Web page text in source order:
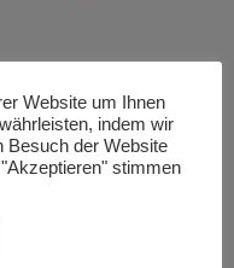
Website um Ihnen
indem wir
Besuch der Website
stimmen